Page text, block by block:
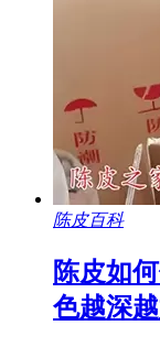
陈皮百科
陈皮如
色越深